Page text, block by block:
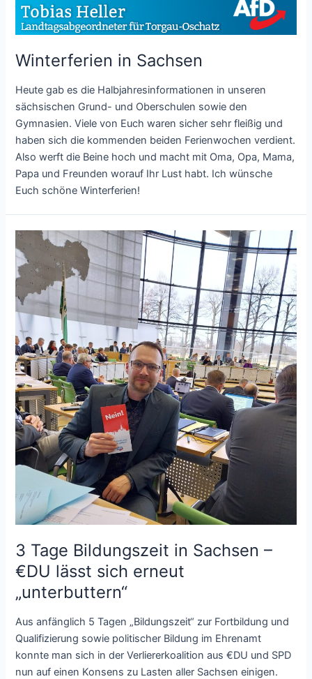
Winterferien in Sachsen
Heute gab es die Halbjahresinformationen in unseren
sächsischen Grund- und Oberschulen sowie den
Gymnasien. Viele von Euch waren sicher sehr fleißig und
haben sich die kommenden beiden Ferienwochen verdient.
Also werft die Beine hoch und macht mit Oma, Opa, Mama,
Papa und Freunden worauf Ihr Lust habt. Ich wünsche
Euch schöne Winterferien!
3 Tage Bildungszeit in Sachsen –
€DU lässt sich erneut
„unterbuttern“
Aus anfänglich 5 Tagen „Bildungszeit“ zur Fortbildung und
Qualifizierung sowie politischer Bildung im Ehrenamt
konnte man sich in der Verliererkoalition aus €DU und SPD
nun auf einen Konsens zu Lasten aller Sachsen einigen.